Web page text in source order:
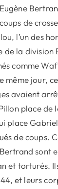
de
l’un des
de la division
comme
même jour,
avaient
place de
place
de coups.
sont
et torturés.
et leurs